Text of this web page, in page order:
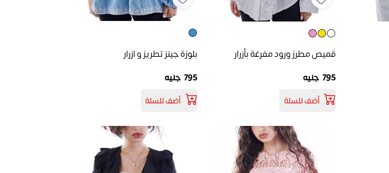
قميص مطرز ورود مفرغة بأزرار
795 جنيه
أضف للسلة
بلوزة جينز تطريز و ازرار
795 جنيه
أضف للسلة